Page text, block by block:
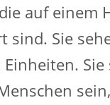
auf einem
sind. Sie